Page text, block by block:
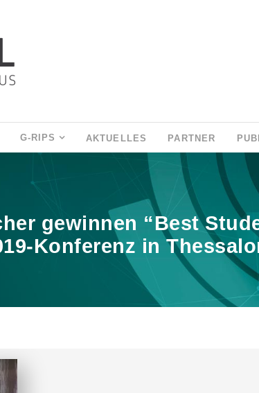
G-RIPS AKTUELLES PARTNER
gewinnen “Best
Konferenz in